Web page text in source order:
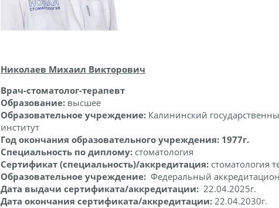
Николаев Михаил Викторович
Врач-стоматолог-терапевт
Образование: высшее
Образовательное учреждение: Калининский
институт
Год окончания образовательного учреждения: 1977г.
Специальность по диплому: стоматология
Сертификат (специальность)/аккредитация: стоматология
Образовательное учреждение: Федеральный
Дата выдачи сертификата/аккредитации: 22.04.2025г.
Дата окончания сертификата/аккредитации: 22.04.2030г.